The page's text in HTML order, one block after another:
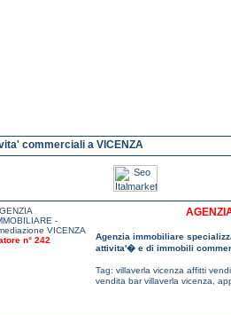
commerciali a VICENZA
n° 242
Agenzia immobiliare
attivita'� e di immobili
Tag: villaverla vicenza affitti
vendita bar villaverla vicenza